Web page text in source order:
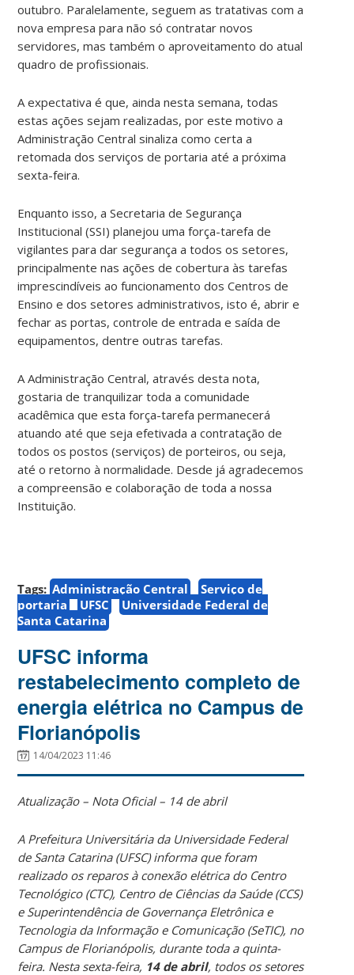
outubro. Paralelamente, seguem as tratativas com a
nova empresa para não só contratar novos
servidores, mas também o aproveitamento do atual
quadro de profissionais.
A expectativa é que, ainda nesta semana, todas
estas ações sejam realizadas, por este motivo a
Administração Central sinaliza como certa a
retomada dos serviços de portaria até a próxima
sexta-feira.
Enquanto isso, a Secretaria de Segurança
Institucional (SSI) planejou uma força-tarefa de
vigilantes para dar segurança a todos os setores,
principalmente nas ações de cobertura às tarefas
imprescindíveis ao funcionamento dos Centros de
Ensino e dos setores administrativos, isto é, abrir e
fechar as portas, controle de entrada e saída de
equipamentos, dentre outras tarefas.
A Administração Central, através desta nota,
gostaria de tranquilizar toda a comunidade
acadêmica que esta força-tarefa permanecerá
atuando até que seja efetivada a contratação de
todos os postos (serviços) de porteiros, ou seja,
até o retorno à normalidade. Desde já agradecemos
a compreensão e colaboração de toda a nossa
Instituição.
Tags: Administração Central
Serviço de
portaria
UFSC
Universidade Federal de
Santa Catarina
UFSC informa
restabelecimento completo de
energia elétrica no Campus de
Florianópolis
14/04/2023 11:46
Atualização – Nota Oficial – 14 de abril
A Prefeitura Universitária da Universidade Federal
de Santa Catarina (UFSC) informa que foram
realizado os reparos à conexão elétrica do Centro
Tecnológico (CTC), Centro de Ciências da Saúde (CCS)
e Superintendência de Governança Eletrônica e
Tecnologia da Informação e Comunicação (SeTIC), no
Campus de Florianópolis, durante toda a quinta-
feira. Nesta sexta-feira, 14 de abril, todos os setores